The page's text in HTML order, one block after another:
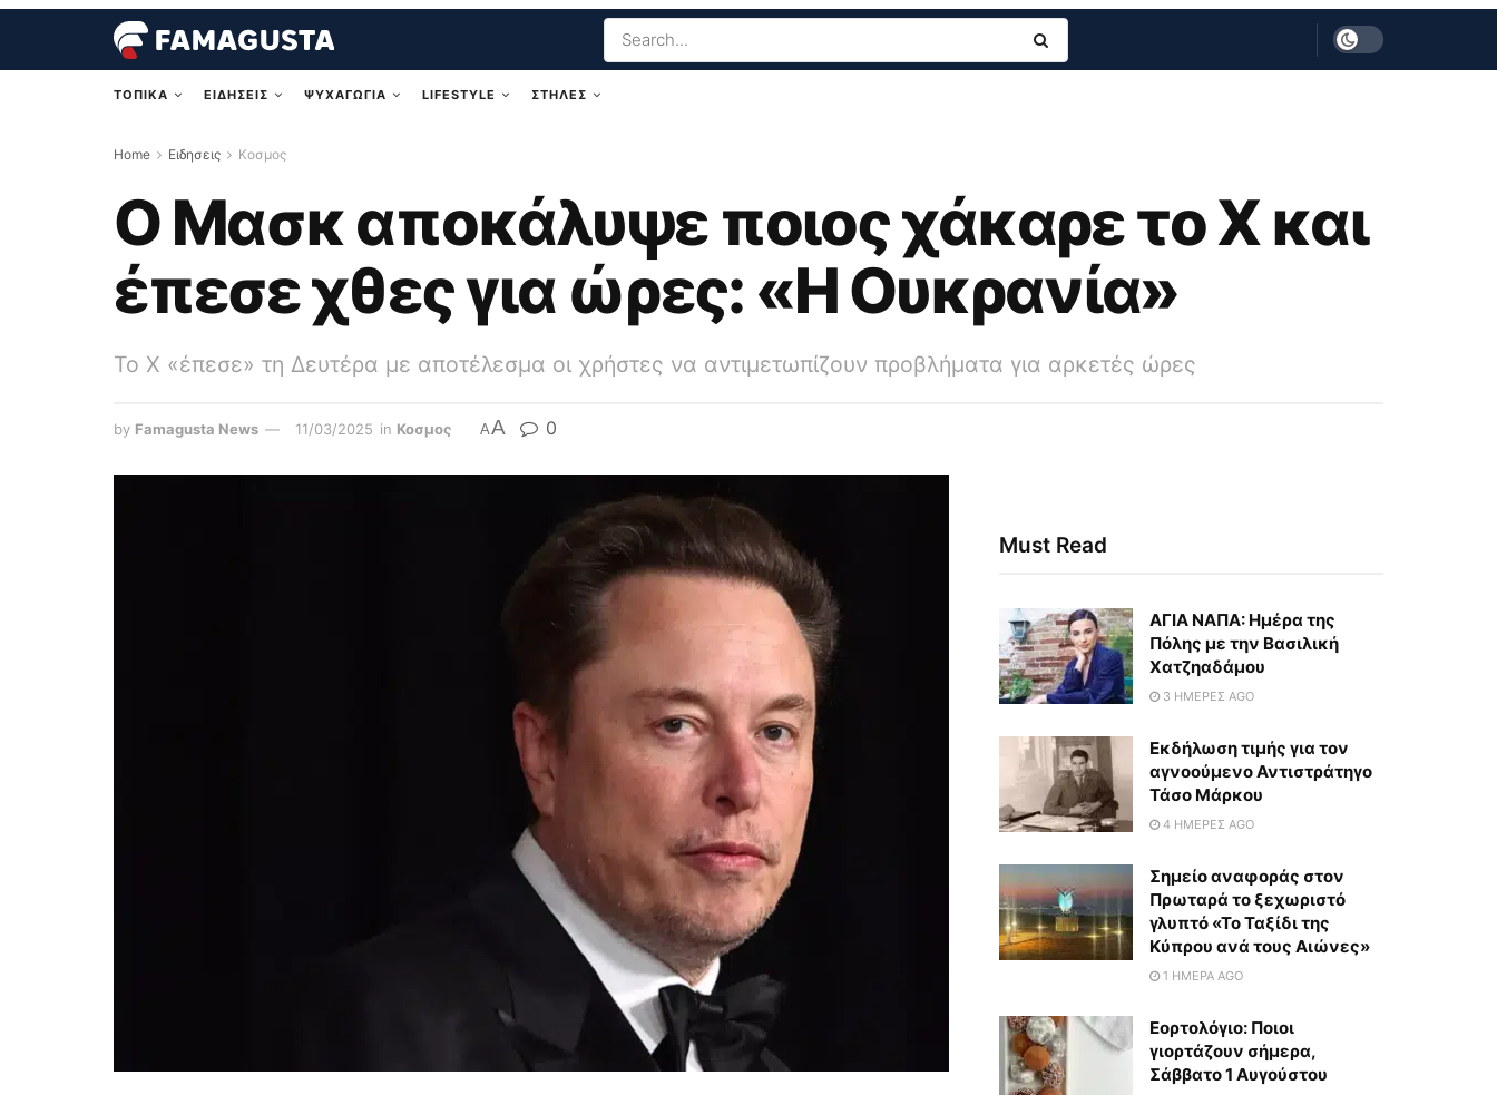
ΤΟΠΙΚΑ ΕΙΔΗΣΕΙΣ ΨΥΧΑΓΩΓΙΑ LIFESTYLE ΣΤΗΛΕΣ
Home Ειδησεις Κοσμος
Ο Μασκ αποκάλυψε ποιος χάκαρε το X και
έπεσε χθες για ώρες: «Η Ουκρανία»
Το X «έπεσε» τη Δευτέρα με αποτέλεσμα οι χρήστες να αντιμετωπίζουν προβλήματα για αρκετές ώρες
by Famagusta News 11/03/2025 in Κοσμος AA 0
Must Read
ΑΓΙΑ ΝΑΠΑ: Ημέρα της
Πόλης με την Βασιλική
Χατζηαδάμου
3 ΗΜΈΡΕΣ AGO
Εκδήλωση τιμής για τον
αγνοούμενο Αντιστράτηγο
Τάσο Μάρκου
4 ΗΜΈΡΕΣ AGO
Σημείο αναφοράς στον
Πρωταρά το ξεχωριστό
γλυπτό «Το Ταξίδι της
Κύπρου ανά τους Αιώνες»
1 ΗΜΈΡΑ AGO
Εορτολόγιο: Ποιοι
γιορτάζουν σήμερα,
Σάββατο 1 Αυγούστου